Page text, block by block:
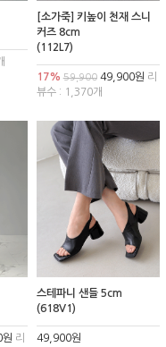
[소가죽] 키높이 천재 스니
커즈 8cm
(112L7)
17% 59,90049,900원 리
뷰수 : 1,370개
리
스테파니 샌들 5cm
(618V1)
49,900원